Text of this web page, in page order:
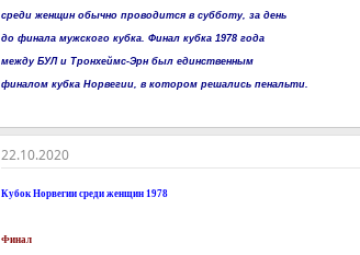
среди женщин обычно проводится в субботу, за день
до финала мужского кубка. Финал кубка 1978 года
между БУЛ и Тронхеймс-Эрн был единственным
финалом кубка Норвегии, в котором решались пенальти.
22.10.2020
Кубок Норвегии среди женщин 1978
Финал